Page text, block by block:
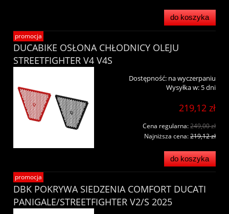
do koszyka
DUCABIKE OSŁONA CHŁODNICY OLEJU
STREETFIGHTER V4 V4S
Dostępność: na wyczerpaniu
Wysyłka w: 5 dni
219,12 zł
Cena regularna:249,00 zł
Najniższa cena:219,12 zł
do koszyka
promocja
DBK POKRYWA SIEDZENIA COMFORT DUCATI
PANIGALE/STREETFIGHTER V2/S 2025
promocja